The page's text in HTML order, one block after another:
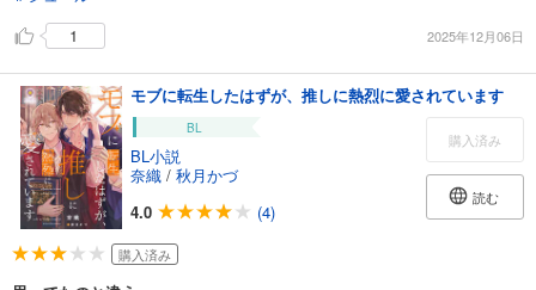
1
2025年12月06日
モブに転生したはずが、推しに熱烈に愛されています
BL
BL小説
奈織 / 秋月かづ
4.0
(4)
購入済み
読む
購入済み